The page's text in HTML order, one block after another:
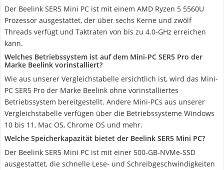
Der Beelink SER5 Mini PC ist mit einem AMD Ryzen 5 5560U
Prozessor ausgestattet, der über sechs Kerne und zwölf
Threads verfügt und Taktraten von bis zu 4.0-GHz erreichen
kann.
Welches Betriebssystem ist auf dem Mini-PC SER5 Pro der
Marke Beelink vorinstalliert?
Wie aus unserer Vergleichstabelle ersichtlich ist, wird das Mini-
PC SER5 Pro der Marke Beelink ohne vorinstalliertes
Betriebssystem bereitgestellt. Andere Mini-PCs aus unserer
Vergleichstabelle verfügen über die Betriebssysteme Windows
10 bis 11, Mac OS, Chrome OS und mehr.
Welche Speicherkapazität bietet der Beelink SER5 Mini PC?
Der Beelink SER5 Mini PC ist mit einer 500-GB-NVMe-SSD
ausgestattet, die schnelle Lese- und Schreibgeschwindigkeiten